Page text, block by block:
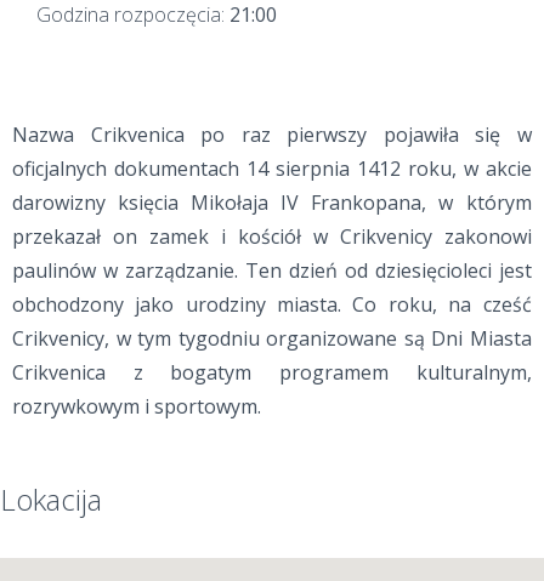
Godzina rozpoczęcia: 21:00
Nazwa Crikvenica po raz pierwszy pojawiła się w
oficjalnych dokumentach 14 sierpnia 1412 roku, w akcie
darowizny księcia Mikołaja IV Frankopana, w którym
przekazał on zamek i kościół w Crikvenicy zakonowi
paulinów w zarządzanie. Ten dzień od dziesięcioleci jest
obchodzony jako urodziny miasta. Co roku, na cześć
Crikvenicy, w tym tygodniu organizowane są Dni Miasta
Crikvenica z bogatym programem kulturalnym,
rozrywkowym i sportowym.
Lokacija